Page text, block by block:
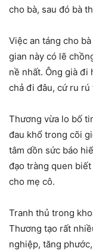
cho bà, sau đó bà
Việc an táng cho
gian này có lẽ
nề nhất. Ông già đi
chả đi đâu, cứ ru
Thương vừa lo bố
đau khổ trong cõi
tâm dồn sức báo
đạo tràng quen
cho mẹ cô.
Tranh thủ trong
Thương tạo rất
nghiệp, tăng